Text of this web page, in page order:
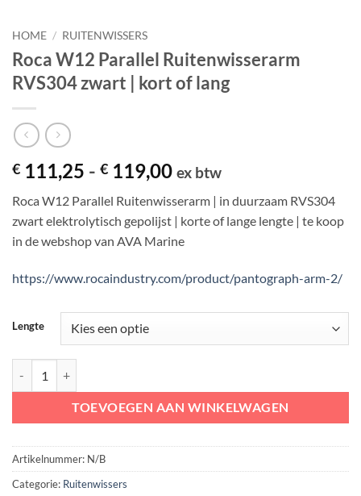
HOME / RUITENWISSERS
Roca W12 Parallel Ruitenwisserarm
RVS304 zwart | kort of lang
€ 111,25 - € 119,00Prijsklasse:
tot
€ 119,00
ex btw
Roca W12 Parallel Ruitenwisserarm | in duurzaam RVS304
zwart elektrolytisch gepolijst | korte of lange lengte | te koop
in de webshop van AVA Marine
https://www.rocaindustry.com/product/pantograph-arm-2/
Lengte
TOEVOEGEN AAN WINKELWAGEN
Artikelnummer: N/B
Categorie: Ruitenwissers